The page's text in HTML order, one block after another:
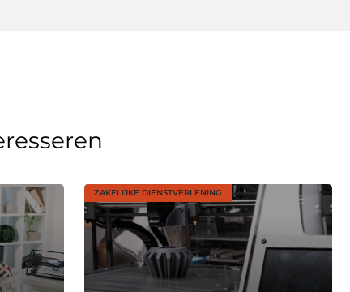
ZAKELIJKE DIENSTVERLENING